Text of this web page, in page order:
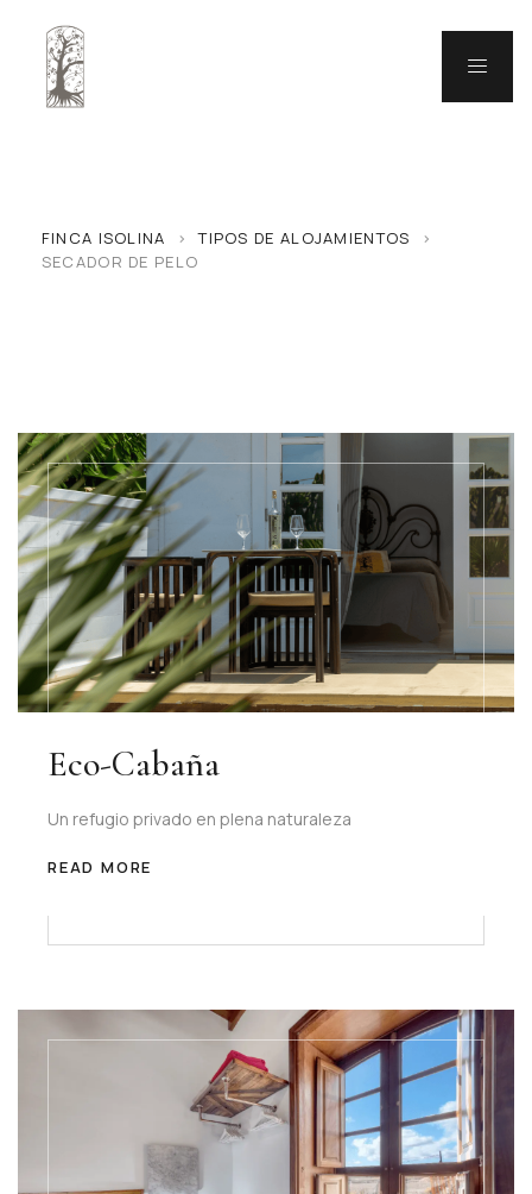
FINCA ISOLINA > TIPOS DE ALOJAMIENTOS
>
SECADOR DE PELO
Eco-Cabaña
Un refugio privado en plena naturaleza
READ MORE